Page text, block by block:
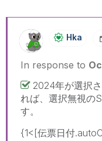
Hka
In response to
2024年が選択
れば、選択無視の
す。
{1<[伝票日付